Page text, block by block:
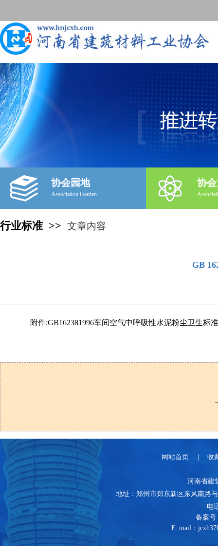
协会园地
Association Garden
协
行业标准 >> 文章内容
GB
附件:GB162381996车间空气中呼吸性水泥粉尘卫生标